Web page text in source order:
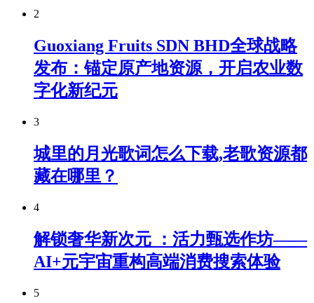
2
Guoxiang Fruits SDN BHD全球战略
发布：锚定原产地资源，开启农业数
字化新纪元
3
城里的月光歌词怎么下载,老歌资源都
藏在哪里？
4
解锁奢华新次元 ：活力甄选作坊——
AI+元宇宙重构高端消费搜索体验
5